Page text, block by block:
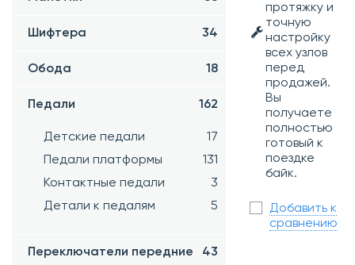
Шифтера 34
Обода 18
Педали 162
Детские педали
17
Педали платформы
131
Контактные педали
3
Детали к педалям
5
Переключатели передние 43
протяжку и
точную
настройку
всех узлов
перед
продажей.
Вы
получаете
полностью
готовый к
поездке
байк.
Добавить к
сравнению